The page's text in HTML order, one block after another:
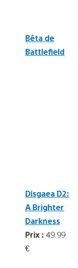
Bêta de
Battlefield
Disgaea D2:
A Brighter
Darkness
Prix : 49.99
€